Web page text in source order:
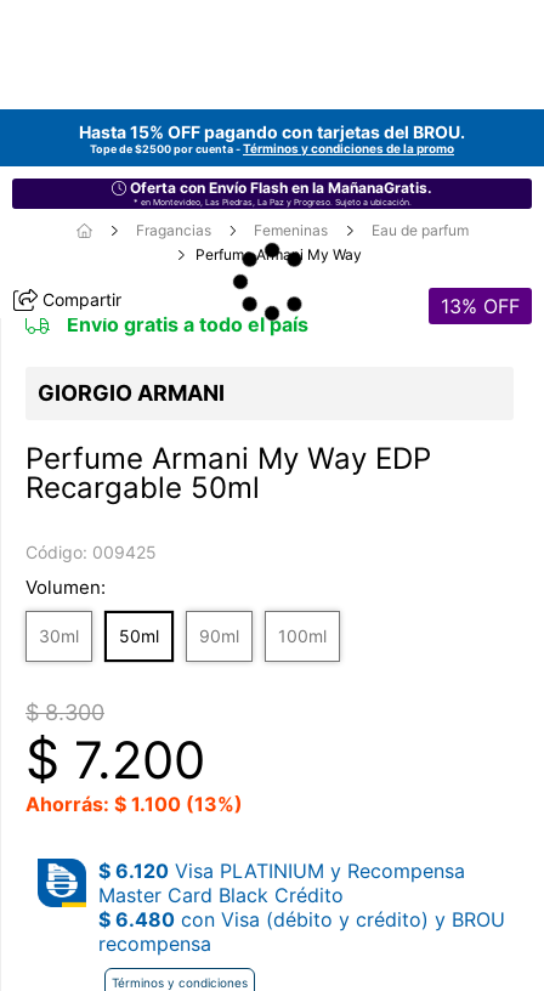
Hasta 15% OFF pagando con tarjetas del BROU.
Tope de $2500 por cuenta -Términos y condiciones de la promo
Oferta con Envío Flash en la MañanaGratis.
* en Montevideo, Las Piedras, La Paz y Progreso. Sujeto a ubicación.
Fragancias Femeninas
Eau de parfum
Perfume Armani My Way
Compartir 13% OFF
Envío gratis a todo el país
GIORGIO ARMANI
Perfume Armani My Way EDP
Recargable 50ml
Código: 009425
Volumen:
30ml 50ml 90ml 100ml
$ 8.300
$ 7.200
Ahorrás: $ 1.100 (13%)
$ 6.120 Visa PLATINIUM y Recompensa
Master Card Black Crédito
$ 6.480 con Visa (débito y crédito) y BROU
recompensa
Términos y condiciones